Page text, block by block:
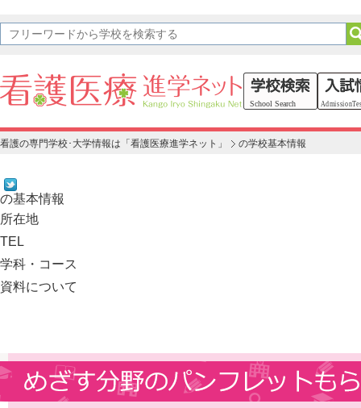
看護の専門学校･大学情報は「看護医療進学ネット」 の学校基本情報
の基本情報
所在地
TEL
学科・コース
資料について